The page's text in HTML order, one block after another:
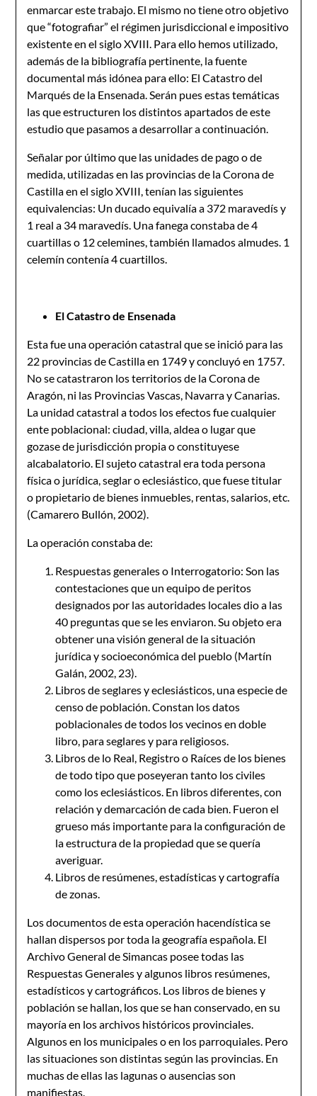
enmarcar este trabajo. El mismo no tiene otro objetivo
que “fotografiar” el régimen jurisdiccional e impositivo
existente en el siglo XVIII. Para ello hemos utilizado,
además de la bibliografía pertinente, la fuente
documental más idónea para ello: El Catastro del
Marqués de la Ensenada. Serán pues estas temáticas
las que estructuren los distintos apartados de este
estudio que pasamos a desarrollar a continuación.
Señalar por último que las unidades de pago o de
medida, utilizadas en las provincias de la Corona de
Castilla en el siglo XVIII, tenían las siguientes
equivalencias: Un ducado equivalía a 372 maravedís y
1 real a 34 maravedís. Una fanega constaba de 4
cuartillas o 12 celemines, también llamados almudes. 1
celemín contenía 4 cuartillos.
El Catastro de Ensenada
Esta fue una operación catastral que se inició para las
22 provincias de Castilla en 1749 y concluyó en 1757.
No se catastraron los territorios de la Corona de
Aragón, ni las Provincias Vascas, Navarra y Canarias.
La unidad catastral a todos los efectos fue cualquier
ente poblacional: ciudad, villa, aldea o lugar que
gozase de jurisdicción propia o constituyese
alcabalatorio. El sujeto catastral era toda persona
física o jurídica, seglar o eclesiástico, que fuese titular
o propietario de bienes inmuebles, rentas, salarios, etc.
(Camarero Bullón, 2002).
La operación constaba de:
Respuestas generales o Interrogatorio: Son las
contestaciones que un equipo de peritos
designados por las autoridades locales dio a las
40 preguntas que se les enviaron. Su objeto era
obtener una visión general de la situación
jurídica y socioeconómica del pueblo (Martín
Galán, 2002, 23).
Libros de seglares y eclesiásticos, una especie de
censo de población. Constan los datos
poblacionales de todos los vecinos en doble
libro, para seglares y para religiosos.
Libros de lo Real, Registro o Raíces de los bienes
de todo tipo que poseyeran tanto los civiles
como los eclesiásticos. En libros diferentes, con
relación y demarcación de cada bien. Fueron el
grueso más importante para la configuración de
la estructura de la propiedad que se quería
averiguar.
Libros de resúmenes, estadísticas y cartografía
de zonas.
Los documentos de esta operación hacendística se
hallan dispersos por toda la geografía española. El
Archivo General de Simancas posee todas las
Respuestas Generales y algunos libros resúmenes,
estadísticos y cartográficos. Los libros de bienes y
población se hallan, los que se han conservado, en su
mayoría en los archivos históricos provinciales.
Algunos en los municipales o en los parroquiales. Pero
las situaciones son distintas según las provincias. En
muchas de ellas las lagunas o ausencias son
manifiestas.